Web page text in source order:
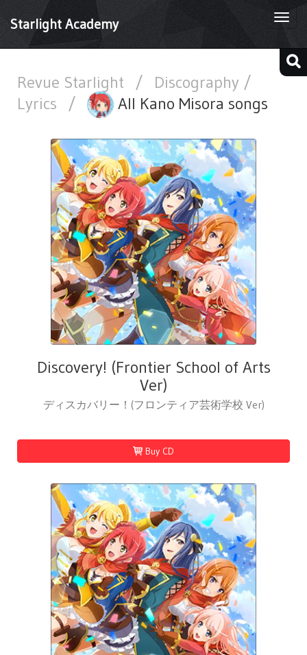
Starlight Academy
Revue Starlight /
Discography /
Lyrics
/ All Kano Misora songs
Discovery! (Frontier School of Arts
Ver)
ディスカバリー！(フロンティア芸術学校 Ver)
Buy CD